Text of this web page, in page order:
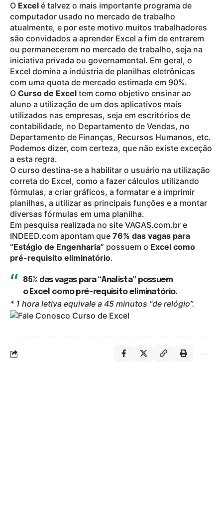
O Excel é talvez o mais importante programa de
computador usado no mercado de trabalho
atualmente, e por este motivo muitos trabalhadores
são convidados a aprender Excel a fim de entrarem
ou permanecerem no mercado de trabalho, seja na
iniciativa privada ou governamental. Em geral, o
Excel domina a indústria de planilhas eletrônicas
com uma quota de mercado estimada em 90%.
O Curso de Excel tem como objetivo ensinar ao
aluno a utilização de um dos aplicativos mais
utilizados nas empresas, seja em escritórios de
contabilidade, no Departamento de Vendas, no
Departamento de Finanças, Recursos Humanos, etc.
Podemos dizer, com certeza, que não existe exceção
a esta regra.
O curso destina-se a habilitar o usuário na utilização
correta do Excel, como a fazer cálculos utilizando
fórmulas, a criar gráficos, a formatar e a imprimir
planilhas, a utilizar as principais funções e a montar
diversas fórmulas em uma planilha.
Em pesquisa realizada no site VAGAS.com.br e
INDEED.com apontam que 76% das vagas para
“Estágio de Engenharia” possuem o Excel como
pré-requisito eliminatório.
85% das vagas para “Analista” possuem
o Excel como pré-requisito eliminatório.
* 1 hora letiva equivale a 45 minutos “de relógio”.